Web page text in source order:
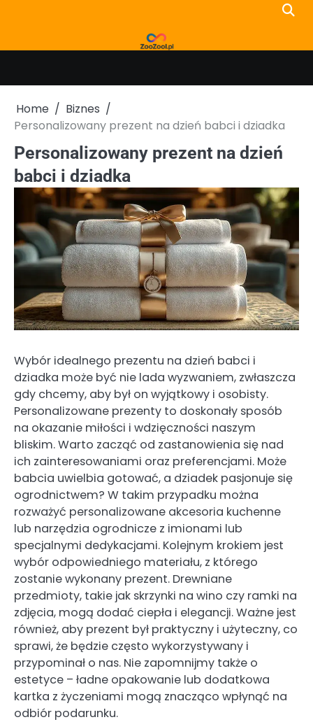
Home
Biznes
Personalizowany prezent na dzień babci i dziadka
Personalizowany prezent na dzień
babci i dziadka
Wybór idealnego prezentu na dzień babci i
dziadka może być nie lada wyzwaniem, zwłaszcza
gdy chcemy, aby był on wyjątkowy i osobisty.
Personalizowane prezenty to doskonały sposób
na okazanie miłości i wdzięczności naszym
bliskim. Warto zacząć od zastanowienia się nad
ich zainteresowaniami oraz preferencjami. Może
babcia uwielbia gotować, a dziadek pasjonuje się
ogrodnictwem? W takim przypadku można
rozważyć personalizowane akcesoria kuchenne
lub narzędzia ogrodnicze z imionami lub
specjalnymi dedykacjami. Kolejnym krokiem jest
wybór odpowiedniego materiału, z którego
zostanie wykonany prezent. Drewniane
przedmioty, takie jak skrzynki na wino czy ramki na
zdjęcia, mogą dodać ciepła i elegancji. Ważne jest
również, aby prezent był praktyczny i użyteczny, co
sprawi, że będzie często wykorzystywany i
przypominał o nas. Nie zapomnijmy także o
estetyce – ładne opakowanie lub dodatkowa
kartka z życzeniami mogą znacząco wpłynąć na
odbiór podarunku.